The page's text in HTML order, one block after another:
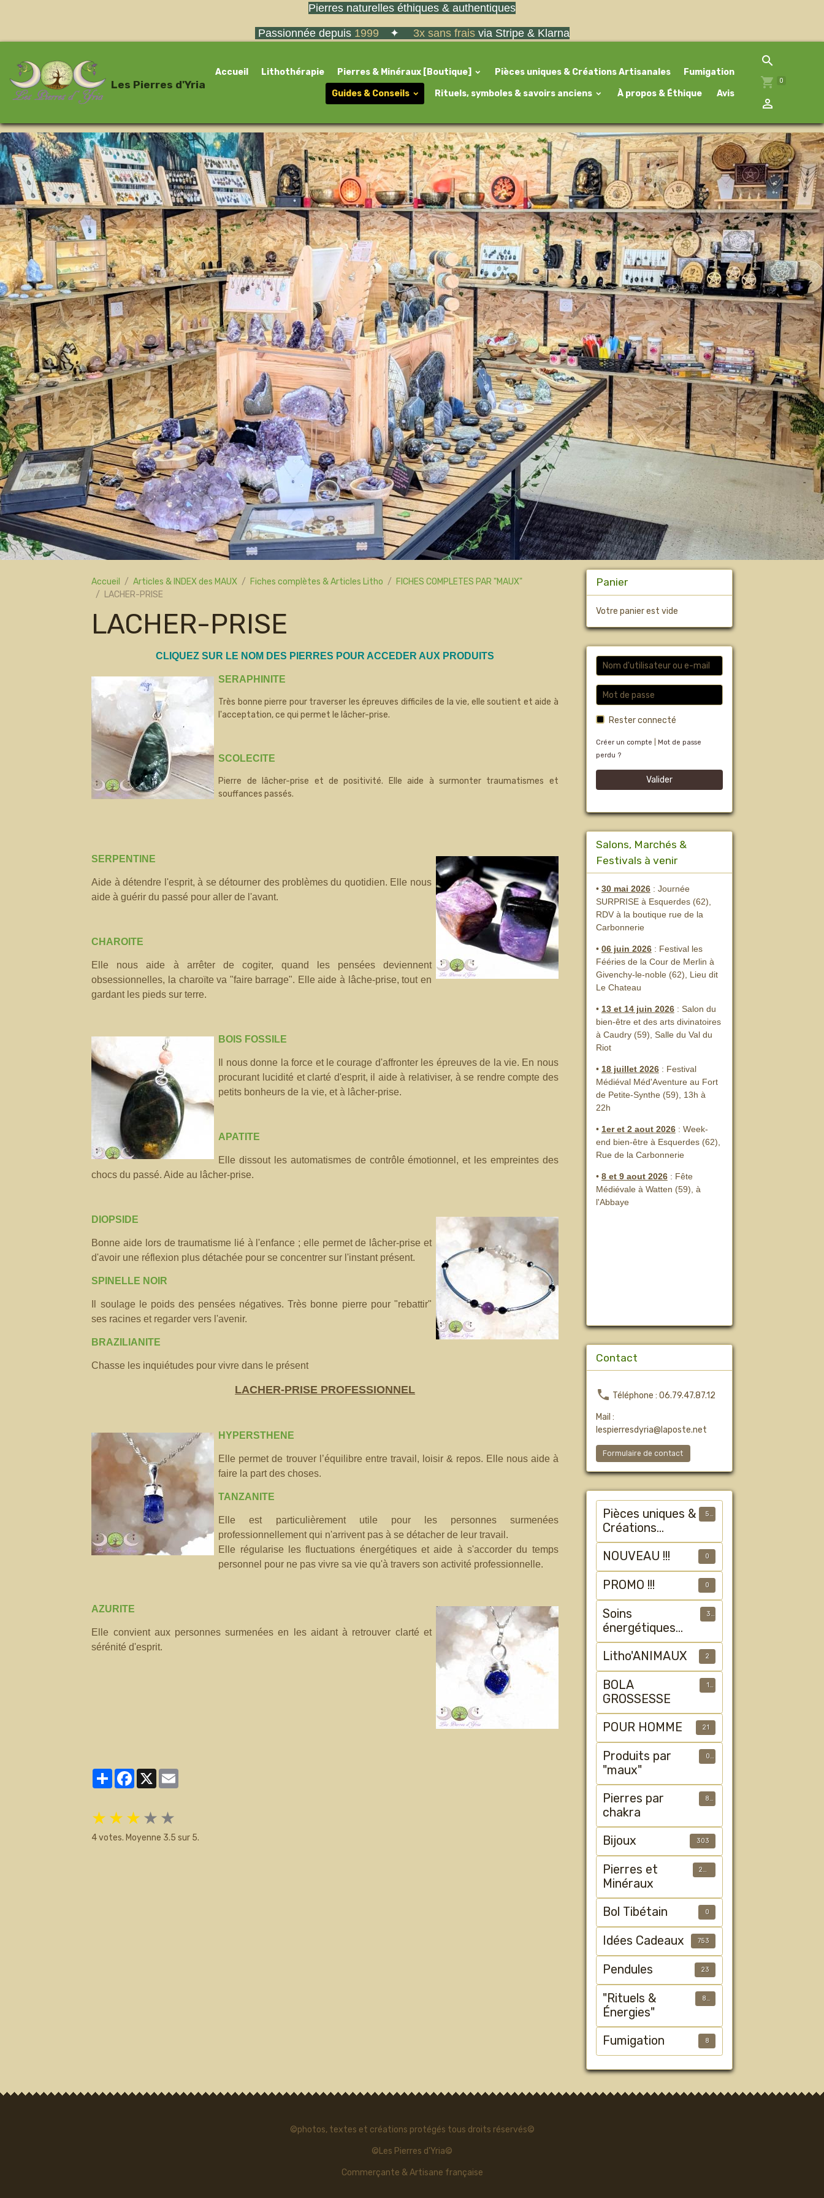
Pierres naturelles éthiques & authentiques
Passionnée depuis 1999 ✦ 3x sans fraisvia Stripe & Klarna
Les Pierres d'Yria
Accueil Lithothérapie Pierres & Minéraux [Boutique] Pièces uniques & Créations Artisanales Fumigation
Guides & Conseils Rituels, symboles & savoirs anciens À propos & Éthique Avis
0
Accueil Articles & INDEX des MAUX Fiches complètes & Articles Litho
FICHES COMPLETES PAR "MAUX"
LACHER-PRISE
LACHER-PRISE
CLIQUEZ SUR LE NOM DES PIERRES POUR ACCEDER AUX PRODUITS
SERAPHINITE
Très bonne pierre pour traverser les épreuves difficiles de la vie, elle soutient et aide à
l'acceptation, ce qui permet le lâcher-prise.
SCOLECITE
Pierre de lâcher-prise et de positivité. Elle aide à surmonter traumatismes et
souffances passés.
SERPENTINE
Aide à détendre l'esprit, à se détourner des problèmes du quotidien. Elle nous
aide à guérir du passé pour aller de l'avant.
CHAROITE
Elle nous aide à arrêter de cogiter, quand les pensées deviennent
obsessionnelles, la charoïte va "faire barrage". Elle aide à lâche-prise, tout en
gardant les pieds sur terre.
BOIS FOSSILE
Il nous donne la force et le courage d'affronter les épreuves de la vie. En nous
procurant lucidité et clarté d'esprit, il aide à relativiser, à se rendre compte des
petits bonheurs de la vie, et à lâcher-prise.
APATITE
Elle dissout les automatismes de contrôle émotionnel, et les empreintes des
chocs du passé. Aide au lâcher-prise.
DIOPSIDE
Bonne aide lors de traumatisme lié à l'enfance ; elle permet de lâcher-prise et
d'avoir une réflexion plus détachée pour se concentrer sur l'instant présent.
SPINELLE NOIR
Il soulage le poids des pensées négatives. Très bonne pierre pour "rebattir"
ses racines et regarder vers l'avenir.
BRAZILIANITE
Chasse les inquiétudes pour vivre dans le présent
LACHER-PRISE PROFESSIONNEL
HYPERSTHENE
Elle permet de trouver l’équilibre entre travail, loisir & repos. Elle nous aide à
faire la part des choses.
TANZANITE
Elle est particulièrement utile pour les personnes surmenées
professionnellement qui n'arrivent pas à se détacher de leur travail.
Elle régularise les fluctuations énergétiques et aide à s'accorder du temps
personnel pour ne pas vivre sa vie qu'à travers son activité professionnelle.
AZURITE
Elle convient aux personnes surmenées en les aidant à retrouver clarté et
sérénité d'esprit.
PartagerFacebook
X
★ ★ ★ ★ ★
4votes. Moyenne 3.5 sur 5.
Panier
Votre panier est vide
Rester connecté
Créer un compte
Mot de passe
perdu ?
Valider
Salons, Marchés &
Festivals à venir
• 30 mai 2026: Journée
SURPRISE à Esquerdes (62),
RDV à la boutique rue de la
Carbonnerie
• 06 juin 2026: Festival les
Fééries de la Cour de Merlin à
Givenchy-le-noble (62), Lieu dit
Le Chateau
• 13 et 14 juin 2026: Salon du
bien-être et des arts divinatoires
à Caudry (59), Salle du Val du
Riot
• 18 juillet 2026: Festival
Médiéval Méd'Aventure au Fort
de Petite-Synthe (59), 13h à
22h
• 1er et 2 aout 2026: Week-
end bien-être à Esquerdes (62),
Rue de la Carbonnerie
• 8 et 9 aout 2026: Fête
Médiévale à Watten (59), à
l'Abbaye
Contact
Téléphone : 06.79.47.87.12
Mail :
lespierresdyria@laposte.net
Formulaire de contact
Pièces uniques &
Créations
Artisanales
50
NOUVEAU !!! 0
PROMO !!! 0
Soins
énergétiques
animalier
3
Litho'ANIMAUX 2
BOLA
GROSSESSE
1
POUR HOMME 21
Produits par
"maux"
0
Pierres par
chakra
8
Bijoux 303
Pierres et
Minéraux
233
Bol Tibétain 0
Idées Cadeaux 753
Pendules 23
"Rituels &
Énergies"
89
Fumigation 8
©photos, textes et créations protégés tous droits réservés©
©Les Pierres d'Yria©
Commerçante & Artisane française